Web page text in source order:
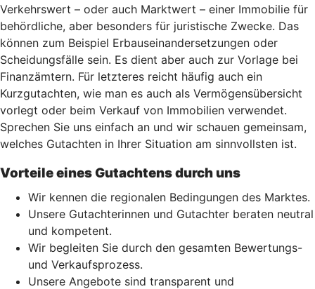
Verkehrswert – oder auch Marktwert – einer Immobilie für
behördliche, aber besonders für juristische Zwecke. Das
können zum Beispiel Erbauseinandersetzungen oder
Scheidungsfälle sein. Es dient aber auch zur Vorlage bei
Finanzämtern. Für letzteres reicht häufig auch ein
Kurzgutachten, wie man es auch als Vermögensübersicht
vorlegt oder beim Verkauf von Immobilien verwendet.
Sprechen Sie uns einfach an und wir schauen gemeinsam,
welches Gutachten in Ihrer Situation am sinnvollsten ist.
Vorteile eines Gutachtens durch uns
Wir kennen die regionalen Bedingungen des Marktes.
Unsere Gutachterinnen und Gutachter beraten neutral
und kompetent.
Wir begleiten Sie durch den gesamten Bewertungs-
und Verkaufsprozess.
Unsere Angebote sind transparent und